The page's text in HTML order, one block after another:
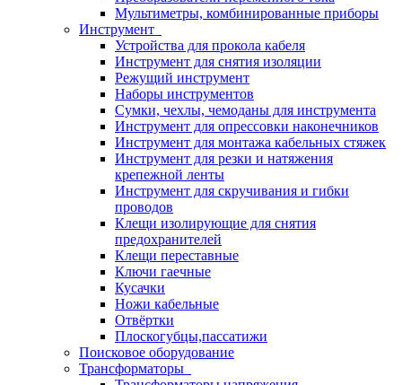
Мультиметры, комбинированные приборы
Инструмент
Устройства для прокола кабеля
Инструмент для снятия изоляции
Режущий инструмент
Наборы инструментов
Сумки, чехлы, чемоданы для инструмента
Инструмент для опрессовки наконечников
Инструмент для монтажа кабельных стяжек
Инструмент для резки и натяжения
крепежной ленты
Инструмент для скручивания и гибки
проводов
Клещи изолирующие для снятия
предохранителей
Клещи переставные
Ключи гаечные
Кусачки
Ножи кабельные
Отвёртки
Плоскогубцы,пассатижи
Поисковое оборудование
Трансформаторы